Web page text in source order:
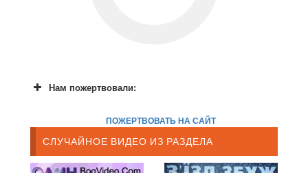
Нам пожертвовали:
ПОЖЕРТВОВАТЬ НА САЙТ
СЛУЧАЙНОЕ ВИДЕО ИЗ РАЗДЕЛА